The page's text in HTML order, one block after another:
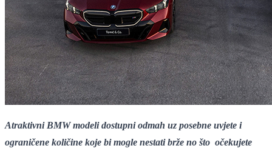
Atraktivni BMW modeli dostupni odmah uz posebne uvjete i
ograničene količine koje bi mogle nestati brže no što očekujete